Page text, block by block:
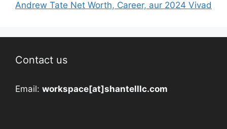
Andrew Tate Net Worth, Career, aur 2024 Vivad
Contact us
Email: workspace[at]shantelllc.com